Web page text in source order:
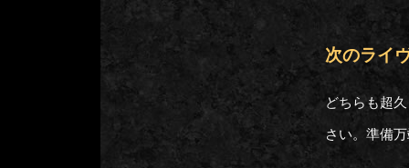
次のライ
どちらも超
さい。準備